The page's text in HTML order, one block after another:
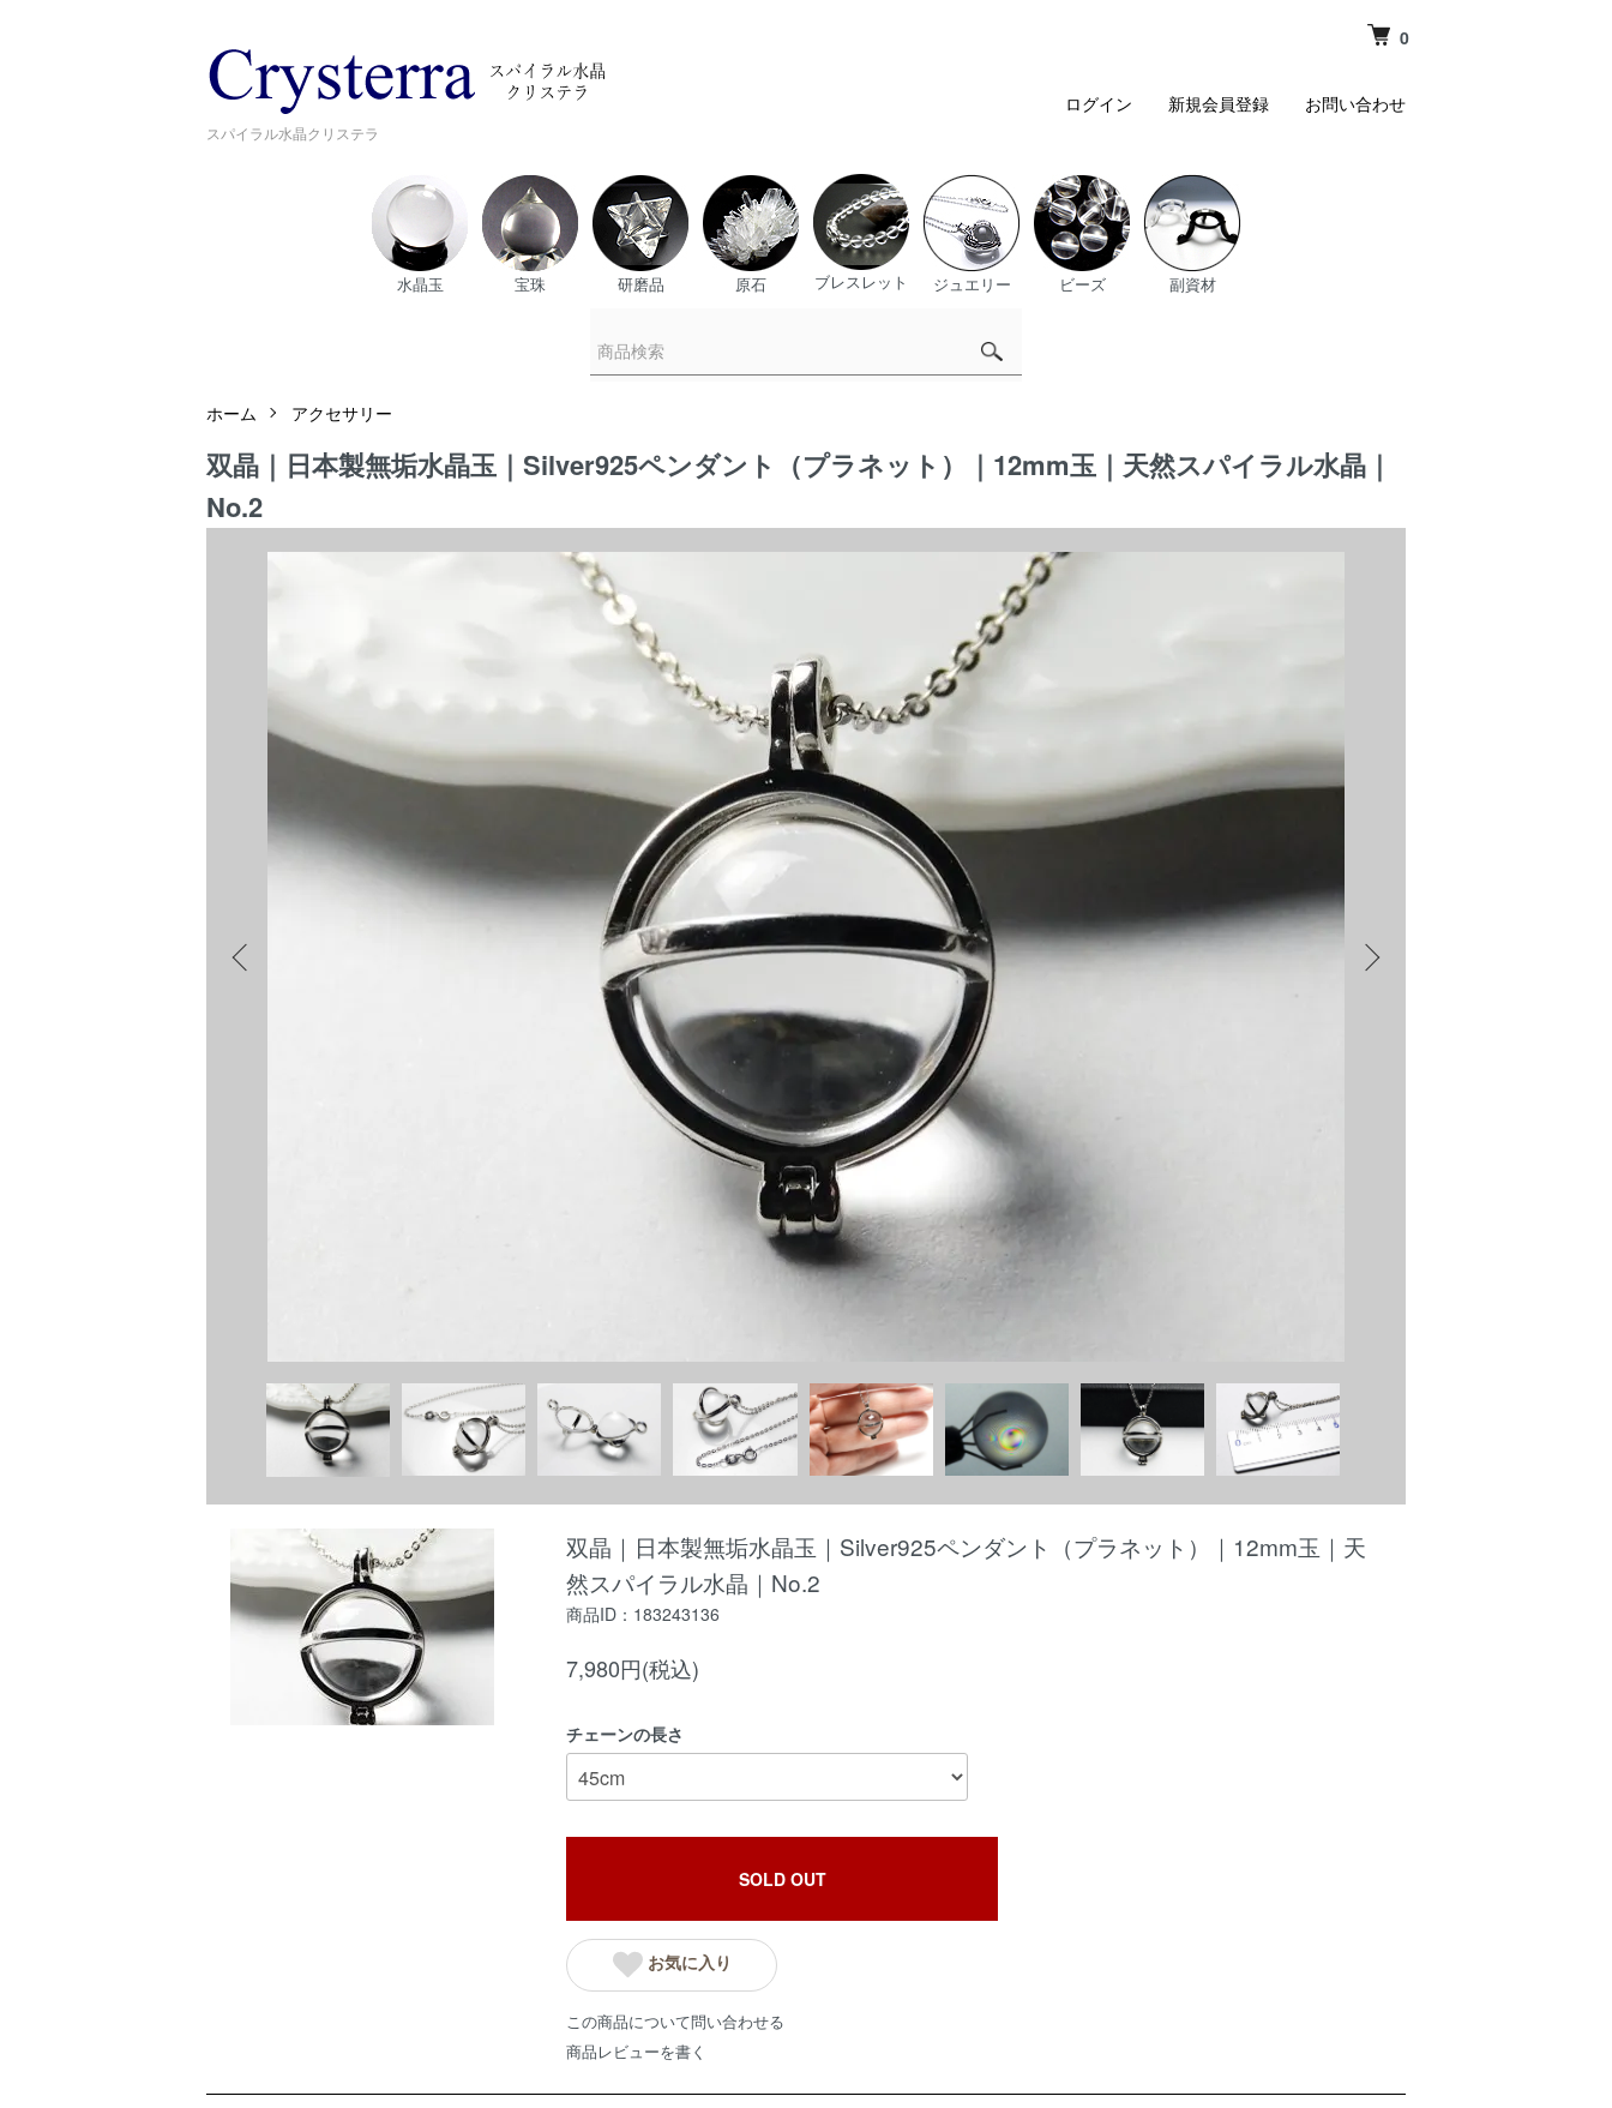
スパイラル水晶クリステラ
0
ログイン 新規会員登録 お問い合わせ
水晶玉 宝珠 研磨品 原石 ブレスレット ジュエリー ビーズ 副資材
ホーム アクセサリー
双晶｜日本製無垢水晶玉｜Silver925ペンダント（プラネット）｜12mm玉｜天然スパイラル水晶｜
No.2
双晶｜日本製無垢水晶玉｜Silver925ペンダント（プラネット）｜12mm玉｜天
然スパイラル水晶｜No.2
商品ID：183243136
7,980円(税込)
チェーンの長さ
SOLD OUT
お気に入り
この商品について問い合わせる
商品レビューを書く